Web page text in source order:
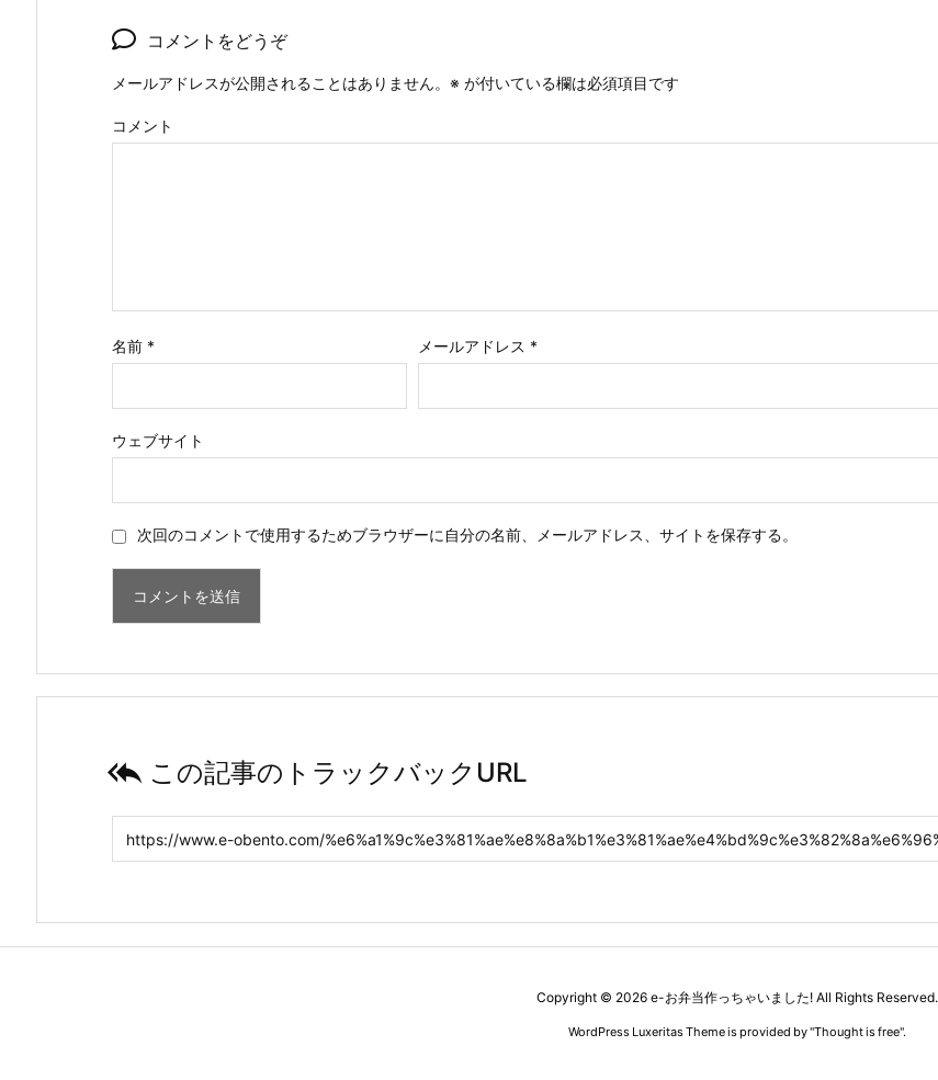
コメントをどうぞ
メールアドレスが公開されることはありません。 ※ が付いている欄は必須項目です
コメント
名前 * メールアドレス *
ウェブサイト
次回のコメントで使用するためブラウザーに自分の名前、メールアドレス、サイトを保存する。
 この記事のトラックバックURL
Copyright © 2026 e-お弁当作っちゃいました! All Rights Reserved.
WordPress Luxeritas Theme is provided by "Thought is free".